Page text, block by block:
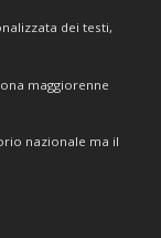
dei testi,
maggiorenne
nazionale ma il